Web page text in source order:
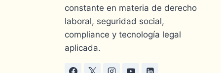
constante en materia de derecho
laboral, seguridad social,
compliance y tecnología legal
aplicada.